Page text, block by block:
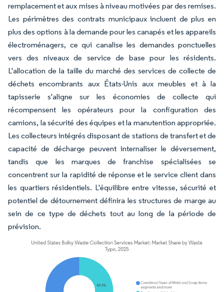
remplacement et aux mises à niveau motivées par des remises.
Les périmètres des contrats municipaux incluent de plus en
plus des options à la demande pour les canapés et les appareils
électroménagers, ce qui canalise les demandes ponctuelles
vers des niveaux de service de base pour les résidents.
L'allocation de la taille du marché des services de collecte de
déchets encombrants aux États-Unis aux meubles et à la
tapisserie s'aligne sur les économies de collecte qui
récompensent les opérateurs pour la configuration des
camions, la sécurité des équipes et la manutention appropriée.
Les collecteurs intégrés disposant de stations de transfert et de
capacité de décharge peuvent internaliser le déversement,
tandis que les marques de franchise spécialisées se
concentrent sur la rapidité de réponse et le service client dans
les quartiers résidentiels. L'équilibre entre vitesse, sécurité et
potentiel de détournement définira les structures de marge au
sein de ce type de déchets tout au long de la période de
prévision.